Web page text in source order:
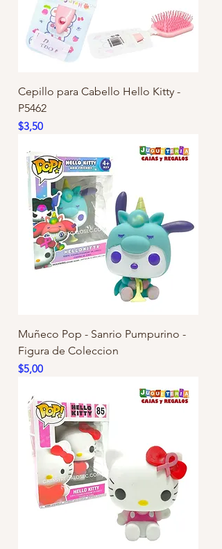
Cepillo para Cabello Hello Kitty -
P5462
Precio
$3,50
Muñeco Pop - Sanrio Pumpurino -
Figura de Coleccion
Precio
$5,00